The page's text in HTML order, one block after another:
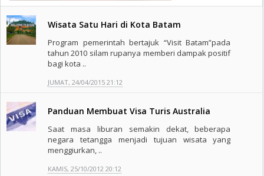
Wisata Satu Hari di Kota Batam
Program pemerintah bertajuk “Visit Batam”pada
tahun 2010 silam rupanya memberi dampak positif
bagi kota ..
JUMAT, 24/04/2015 21:12
Panduan Membuat Visa Turis Australia
Saat masa liburan semakin dekat, beberapa
negara tetangga menjadi tujuan wisata yang
menggiurkan, ..
KAMIS, 25/10/2012 20:12